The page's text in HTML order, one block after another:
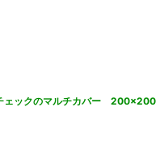
ェックのマルチカバー